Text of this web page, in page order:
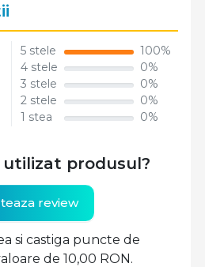
5 stele
100%
4 stele
0%
3 stele
0%
2 stele
0%
1 stea
0%
utilizat produsul?
review
si castiga puncte de
de 10,00 RON.